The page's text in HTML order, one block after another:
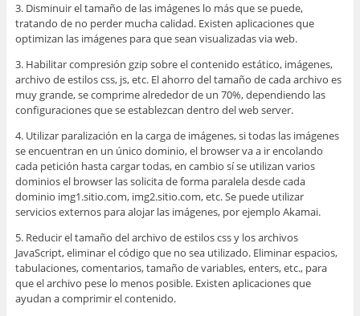
3. Disminuir el tamaño de las imágenes lo más que se puede,
tratando de no perder mucha calidad. Existen aplicaciones que
optimizan las imágenes para que sean visualizadas via web.
3. Habilitar compresión gzip sobre el contenido estático, imágenes,
archivo de estilos css, js, etc. El ahorro del tamaño de cada archivo es
muy grande, se comprime alrededor de un 70%, dependiendo las
configuraciones que se establezcan dentro del web server.
4. Utilizar paralización en la carga de imágenes, si todas las imágenes
se encuentran en un único dominio, el browser va a ir encolando
cada petición hasta cargar todas, en cambio sí se utilizan varios
dominios el browser las solicita de forma paralela desde cada
dominio img1.sitio.com, img2.sitio.com, etc. Se puede utilizar
servicios externos para alojar las imágenes, por ejemplo Akamai.
5. Reducir el tamaño del archivo de estilos css y los archivos
JavaScript, eliminar el código que no sea utilizado. Eliminar espacios,
tabulaciones, comentarios, tamaño de variables, enters, etc., para
que el archivo pese lo menos posible. Existen aplicaciones que
ayudan a comprimir el contenido.